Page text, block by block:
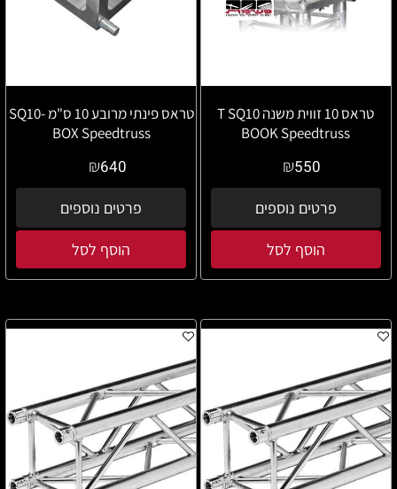
טראס 10 זווית משנה T SQ10
BOOK Speedtruss
₪550
פרטים נוספים
הוסף לסל
טראס פינתי מרובע 10 ס"מ SQ10-
BOX Speedtruss
₪640
פרטים נוספים
הוסף לסל